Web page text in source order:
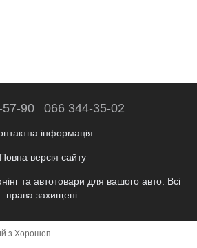
90 066 344-35-02
інформація
Повна версія сайту
та автотовари для вашого авто. Всі
права захищені.
з Хорошоп